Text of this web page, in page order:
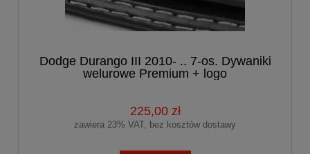
Dodge Durango III 2010- .. 7-os. Dywaniki
welurowe Premium + logo
225,00 zł
zawiera 23% VAT, bez kosztów dostawy